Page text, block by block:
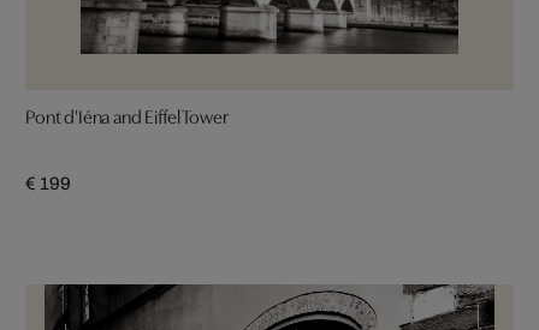
Pont d'Iéna and Eiffel Tower
€ 199